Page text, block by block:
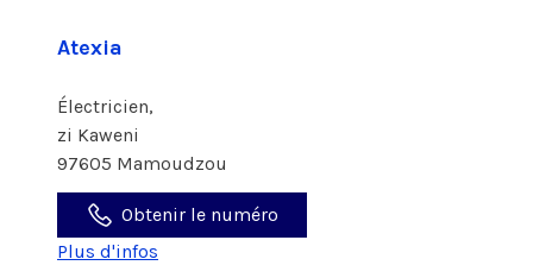
Atexia
Électricien,
zi Kaweni
97605 Mamoudzou
Obtenir le numéro
Plus d'infos